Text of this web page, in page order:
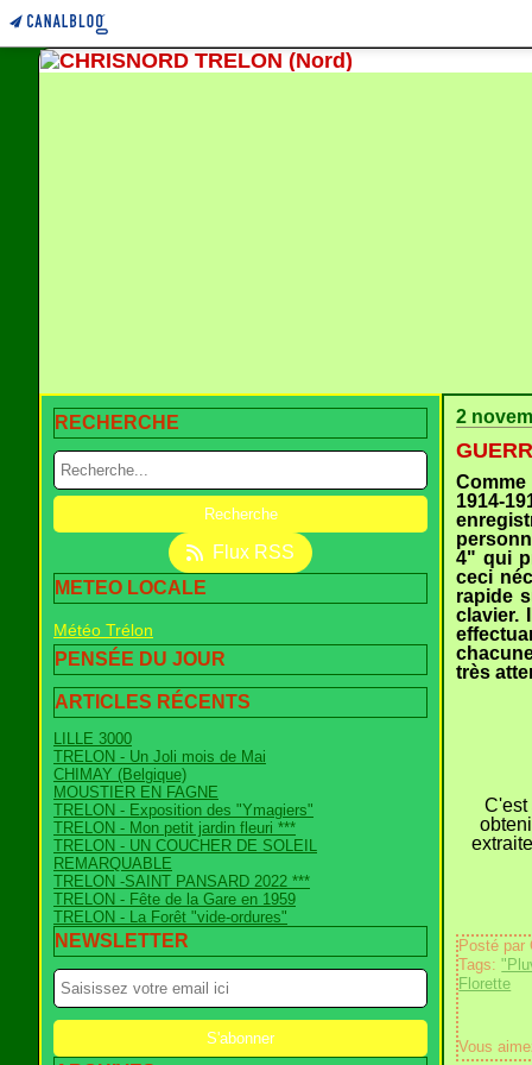
RECHERCHE
Flux RSS
METEO LOCALE
Météo Trélon
PENSÉE DU JOUR
ARTICLES RÉCENTS
LILLE 3000
TRELON - Un Joli mois de Mai
CHIMAY (Belgique)
MOUSTIER EN FAGNE
TRELON - Exposition des "Ymagiers"
TRELON - Mon petit jardin fleuri ***
TRELON - UN COUCHER DE SOLEIL
REMARQUABLE
TRELON -SAINT PANSARD 2022 ***
TRELON - Fête de la Gare en 1959
TRELON - La Forêt "vide-ordures"
NEWSLETTER
2
1914-
4" qui
ceci
rapide
clavier.
très
C'est
Posté par
Tags:
Florette
Vous